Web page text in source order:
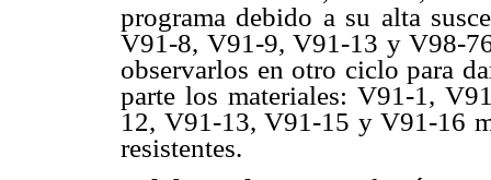
programa debido a su alta
V91-8, V91-9, V91-13 y V98-
observarlos en otro ciclo para
parte los materiales: V91-1,
12, V91-13, V91-15 y V91-16
resistentes.